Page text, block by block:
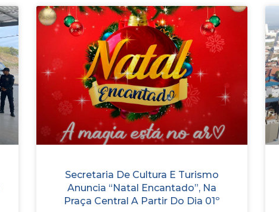
Secretaria De Cultura E Turismo
Anuncia “Natal Encantado”, Na
Praça Central A Partir Do Dia 01º